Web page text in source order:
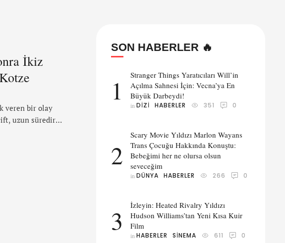
İkiz
veren bir olay
uzun süredir
haber sosyal
SON HABERLER 🔥
1
Stranger Things Yaratıcıları Will’in
Açılma Sahnesi İçin: Vecna’ya En
Büyük Darbeydi!
in DIZI HABERLER 351 0
2
Scary Movie Yıldızı Marlon Wayans
Trans Çocuğu Hakkında Konuştu:
Bebeğimi her ne olursa olsun
seveceğim
in DÜNYA HABERLER 266 0
3
İzleyin: Heated Rivalry Yıldızı
Hudson Williams’tan Yeni Kısa Kuir
Film
in HABERLER SINEMA 611 0